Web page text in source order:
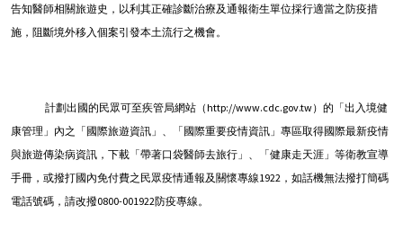
告知醫師相關旅遊史，以利其正確診斷治療及通報衛生單位採行適當之防疫措
施，阻斷境外移入個案引發本土流行之機會。
計劃出國的民眾可至疾管局網站（http://www.cdc.gov.tw）的「出入境健
康管理」內之「國際旅遊資訊」、「國際重要疫情資訊」專區取得國際最新疫情
與旅遊傳染病資訊，下載「帶著口袋醫師去旅行」、「健康走天涯」等衛教宣導
手冊，或撥打國內免付費之民眾疫情通報及關懷專線1922 ，如話機無法撥打簡碼
電話號碼，請改撥0800-001922防疫專線。